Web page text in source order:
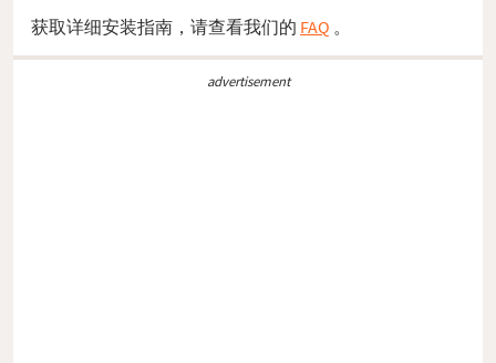
获取详细安装指南，请查看我们的 FAQ 。
advertisement